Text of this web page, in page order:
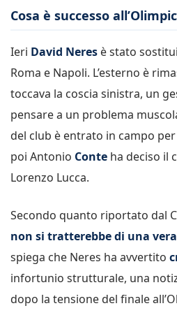
Cosa è successo
Ieri David Neres è stato
Roma e Napoli. L’esterno è
toccava la coscia sinistra, un
pensare a un problema
del club è entrato in campo
poi Antonio Conte ha deciso il
Lorenzo Lucca.
Secondo quanto riportato dal
non si tratterebbe di una
spiega che Neres ha avvertito
infortunio strutturale, una
dopo la tensione del finale